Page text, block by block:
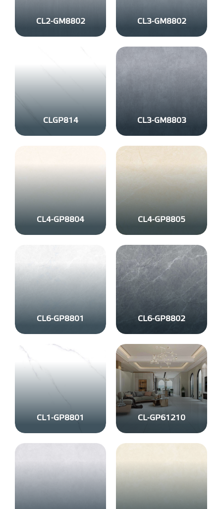
CL2-GM8802 CL3-GM8802
CLGP814 CL3-GM8803
CL4-GP8804 CL4-GP8805
CL6-GP8801 CL6-GP8802
CL1-GP8801 CL-GP61210